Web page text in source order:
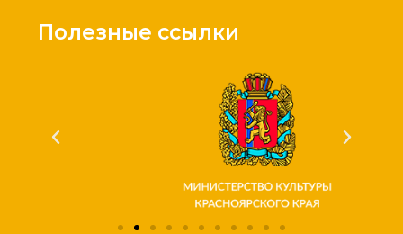
Полезные ссылки